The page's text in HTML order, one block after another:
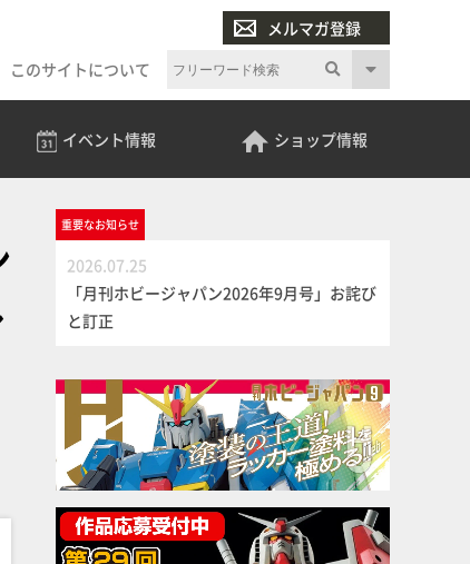
メルマガ登録
このサイトについて
イベント情報 ショップ情報
重要なお知らせ
2026.07.25
「月刊ホビージャパン2026年9月号」お詫び
と訂正